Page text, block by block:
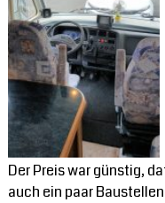
Der Preis war günstig,
auch ein paar